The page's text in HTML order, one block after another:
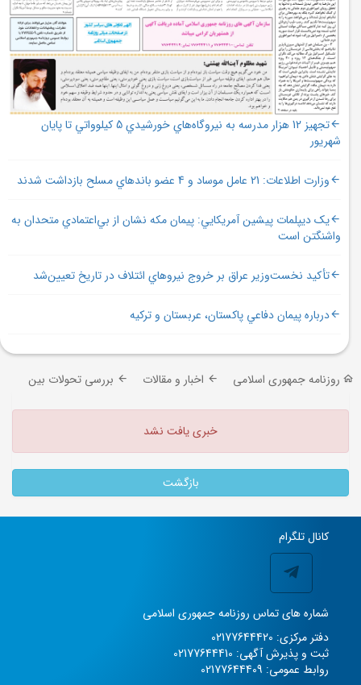
تجهيز 12 هزار مدرسه به نيروگاه‌هاي خورشيدي 5 کيلوواتي تا پايان
شهريور
وزارت اطلاعات: 21 عامل موساد و 4 عضو باندهاي مسلح بازداشت شدند
يک ديپلمات پيشين آمريکايي: پيمان مکه نشان از بي‌اعتمادي متحدان به
واشنگتن است
تأکيد نخست‌وزير عراق بر خروج نيروهاي ائتلاف در تاريخ تعيين‌شد
درباره پيمان دفاعي پاکستان، عربستان و ترکيه
بررسی تحولات بین الملل اخبار و مقالات روزنامه جمهوری اسلامی
خبری یافت نشد
بازگشت
کانال تلگرام
شماره های تماس روزنامه جمهوری اسلامی
دفتر مرکزی: 02177644420
ثبت و پذیرش آگهی: 02177644410
روابط عمومی: 02177644409